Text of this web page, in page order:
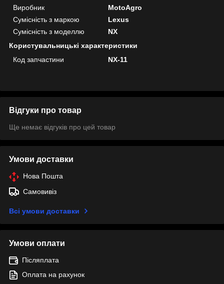
Виробник
MotoAgro
Сумісність з маркою
Lexus
Сумісність з моделлю
NX
Користувальницькі характеристики
Код запчастини
NX-11
Відгуки про товар
Ще немає відгуків про цей товар
Умови доставки
Нова Пошта
Самовивіз
Всі умови доставки
Умови оплати
Післяплата
Оплата на рахунок